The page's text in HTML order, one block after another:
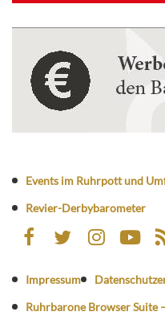
Events im Ruhrpott und
Revier-Derbybarometer
Impressum
Ruhrbarone Browser Suite